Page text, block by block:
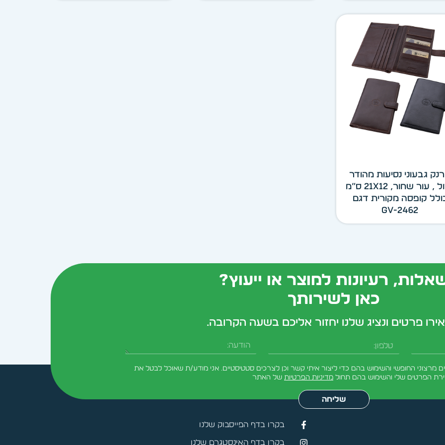
גבעוני נסיעות מהודר
גדול , עור שחור, 21X12 ס”מ
קופסה מקורית דגם
GV-2462
רעיונות למוצר או ייעוץ?
כאן לשירותך
פרטים ונציג שלנו יחזור אליכם בשעה הקרובה.
טלפון הודעה
החופשי והשימוש בהם כדי ליצור איתי קשר וכן לצרכים סטטיסטיים. אני מודע/ת שאוכל לבטל את
הפרטים שלי והשימוש בהם תחול מדיניות הפרטיות של האתר
שליחה
בקרו בדף הפייסבוק שלנו
בקרו בדף האינסטגרם שלנו